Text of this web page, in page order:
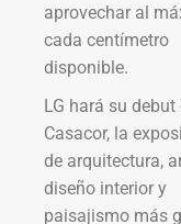
aprovechar al
cada centímetro
disponible.
LG hará su debut
Casacor, la
de arquitectura,
diseño interior y
paisajismo más